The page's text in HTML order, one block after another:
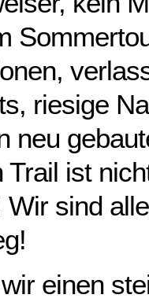
riesige
neu
Trail ist
sind
einen